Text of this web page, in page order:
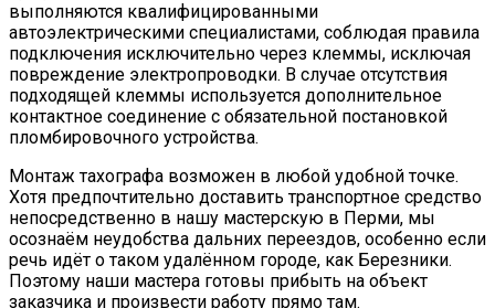
выполняются квалифицированными
автоэлектрическими специалистами, соблюдая правила
подключения исключительно через клеммы, исключая
повреждение электропроводки. В случае отсутствия
подходящей клеммы используется дополнительное
контактное соединение с обязательной постановкой
пломбировочного устройства.
Монтаж тахографа возможен в любой удобной точке.
Хотя предпочтительно доставить транспортное средство
непосредственно в нашу мастерскую в Перми, мы
осознаём неудобства дальних переездов, особенно если
речь идёт о таком удалённом городе, как Березники.
Поэтому наши мастера готовы прибыть на объект
заказчика и произвести работу прямо там.